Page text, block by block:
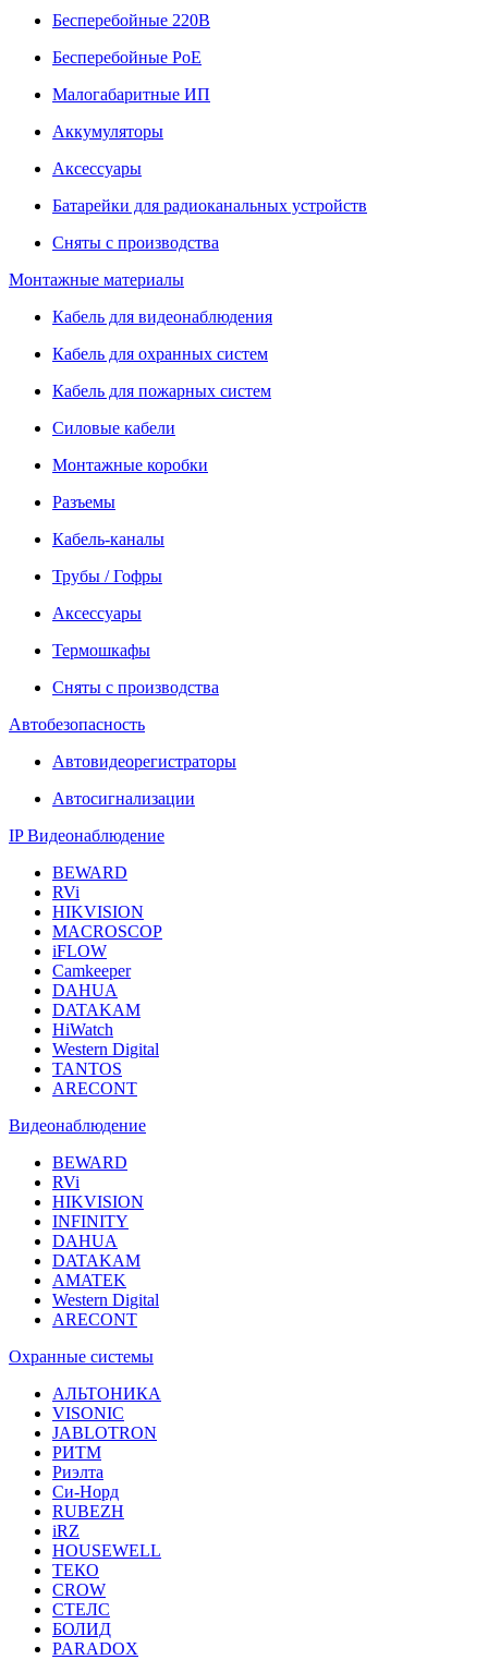
Бесперебойные 220В
Бесперебойные PoE
Малогабаритные ИП
Аккумуляторы
Аксессуары
Батарейки для радиоканальных устройств
Сняты с производства
Монтажные материалы
Кабель для видеонаблюдения
Кабель для охранных систем
Кабель для пожарных систем
Силовые кабели
Монтажные коробки
Разъемы
Кабель-каналы
Трубы / Гофры
Аксессуары
Термошкафы
Сняты с производства
Автобезопасность
Автовидеорегистраторы
Автосигнализации
IP Видеонаблюдение
BEWARD
RVi
HIKVISION
MACROSCOP
iFLOW
Camkeeper
DAHUA
DATAKAM
HiWatch
Western Digital
TANTOS
ARECONT
Видеонаблюдение
BEWARD
RVi
HIKVISION
INFINITY
DAHUA
DATAKAM
AMATEK
Western Digital
ARECONT
Охранные системы
АЛЬТОНИКА
VISONIC
JABLOTRON
РИТМ
Риэлта
Си-Норд
RUBEZH
iRZ
HOUSEWELL
ТЕКО
CROW
СТЕЛС
БОЛИД
PARADOX